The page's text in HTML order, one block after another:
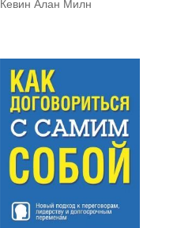
Кевин Алан Милн